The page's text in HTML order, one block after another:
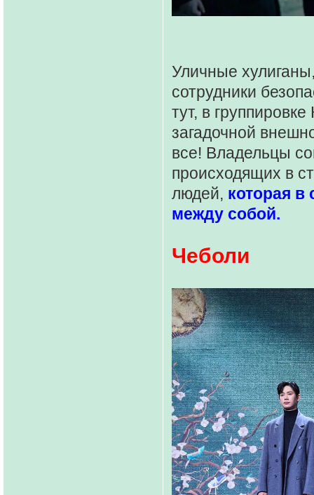
Уличные
сотрудники
тут, в
загадочной
все! Владельцы
происходящих в
людей, которая
между собой.
Чеболи